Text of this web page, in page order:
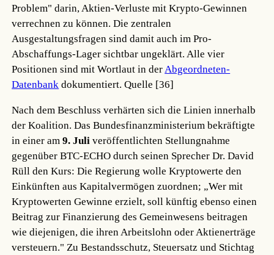
Problem" darin, Aktien-Verluste mit Krypto-Gewinnen
verrechnen zu können. Die zentralen
Ausgestaltungsfragen sind damit auch im Pro-
Abschaffungs-Lager sichtbar ungeklärt. Alle vier
Positionen sind mit Wortlaut in derAbgeordneten-
Datenbank dokumentiert.Quelle [36]
Nach dem Beschluss verhärten sich die Linien innerhalb
der Koalition. Das Bundesfinanzministerium bekräftigte
in einer am9. Juli veröffentlichten Stellungnahme
gegenüber BTC-ECHO durch seinen Sprecher Dr. David
Rüll den Kurs: Die Regierung wolle Kryptowerte den
Einkünften aus Kapitalvermögen zuordnen; „Wer mit
Kryptowerten Gewinne erzielt, soll künftig ebenso einen
Beitrag zur Finanzierung des Gemeinwesens beitragen
wie diejenigen, die ihren Arbeitslohn oder Aktienerträge
versteuern." Zu Bestandsschutz, Steuersatz und Stichtag